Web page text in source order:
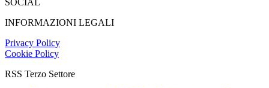
INFORMAZIONI LEGALI
Privacy Policy
Cookie Policy
RSS Terzo Settore